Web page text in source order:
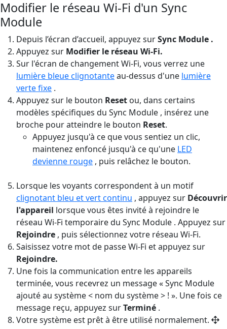
Modifier le réseau Wi-Fi d'un Sync
Module
Depuis l’écran d’accueil, appuyez surSync Module .
Appuyez sur Modifier le réseau Wi-Fi.
Sur l'écran de changement Wi-Fi, vous verrez une
lumière bleue clignotanteau-dessus d'une lumière
verte fixe .
Appuyez sur le bouton Reset ou, dans certains
modèles spécifiques du Sync Module , insérez une
broche pour atteindre le bouton Reset.
Appuyez jusqu'à ce que vous sentiez un clic,
maintenez enfoncé jusqu'à ce qu'une LED
devienne rouge , puis relâchez le bouton.
Lorsque les voyants correspondent à un motif
clignotant bleu et vert continu , appuyez sur Découvrir
l'appareil lorsque vous êtes invité à rejoindre le
réseau Wi-Fi temporaire du Sync Module . Appuyez sur
Rejoindre , puis sélectionnez votre réseau Wi-Fi.
Saisissez votre mot de passe Wi-Fi et appuyez sur
Rejoindre.
Une fois la communication entre les appareils
terminée, vous recevrez un message « Sync Module
ajouté au système< nom du système > ! ». Une fois ce
message reçu, appuyez surTerminé .
Votre système est prêt à être utilisé normalement.